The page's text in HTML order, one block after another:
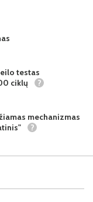
testas
ciklų
?
mechanizmas
?